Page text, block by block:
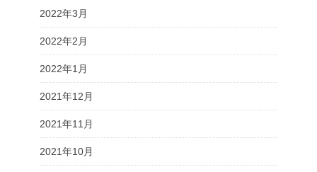
2022年3月
2022年2月
2022年1月
2021年12月
2021年11月
2021年10月